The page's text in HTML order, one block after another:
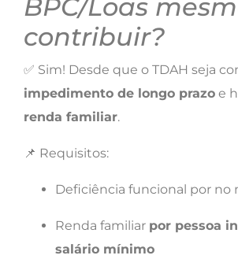
BPC/Loas
contribuir?
✅ Sim! Desde que o TDAH seja
impedimento de longo prazo e
renda familiar.
📌 Requisitos:
Deficiência funcional por no
Renda familiar por pessoa
salário mínimo